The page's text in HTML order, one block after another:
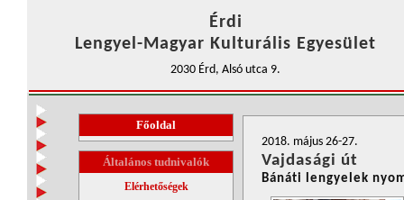
Érdi
Lengyel-Magyar Kulturális Egyesület
2030 Érd, Alsó utca 9.
Főoldal
Általános tudnivalók
Elérhetőségek
2018. május 26-27.
Vajdasági út
Bánáti lengyelek